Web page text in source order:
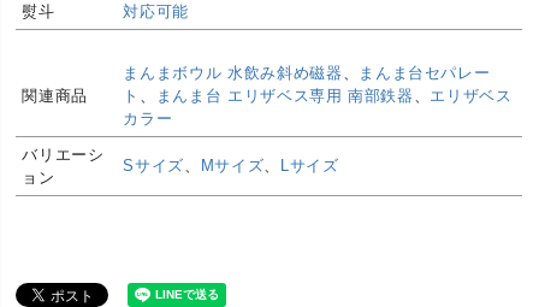
て
一見、不良品と思われる商品もございますが手作業
で、これらを取り除くことはできません。 こうした
現象は磁器の素材・工程の特性によるもので、不良
品ではございません。ご理解の上お買い求めくださ
い。
ご注意くだ
温かい食器を水に浸けたり、冷えた食器を温まった
オーブンに入れたり、急激な温度変化はお避けくだ
知らせ
熨斗 対応可能
関連商品
まんまボウル 水飲み斜め磁器
まんま台セパレー
ト
まんま台 エリザベス専用 南部鉄器
エリザベス
カラー
バリエーシ
ョン
Sサイズ Mサイズ Lサイズ